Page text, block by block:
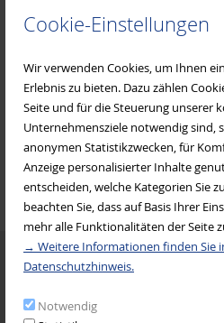
Cookie-Einstellungen
Wir verwenden Cookies, um Ihnen
Erlebnis zu bieten. Dazu zählen
Seite und für die Steuerung unserer
Unternehmensziele notwendig sind,
anonymen Statistikzwecken, für
Anzeige personalisierter Inhalte
entscheiden, welche Kategorien Sie
beachten Sie, dass auf Basis Ihrer
mehr alle Funktionalitäten der Seite
→ Weitere Informationen finden Sie
Datenschutzhinweis.
Notwendig
Frauenseelsorge Diözese Würzburg
Gesundheitsamt Miltenberg
Johanniter Mehrgenerationenhaus
KAB Bildungswerk
Internetseite
Termine
Sommerferien Spielplatz-Aktion für